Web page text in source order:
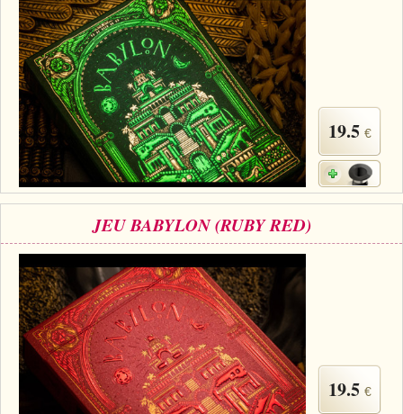
19.5 €
JEU BABYLON (RUBY RED)
19.5 €